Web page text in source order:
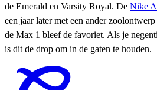
de Emerald en Varsity Royal. De Nike
een jaar later met een ander
de Max 1 bleef de favoriet. Als je
is dit de drop om in de gaten te houden.